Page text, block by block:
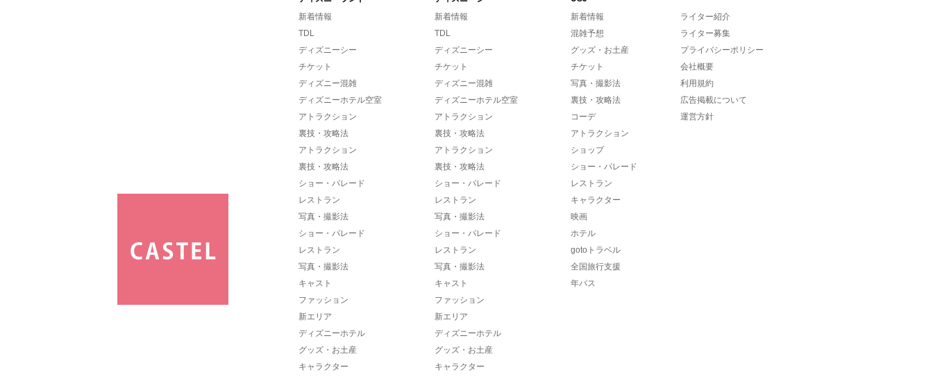
新着情報
TDL
ディズニーシー
チケット
ディズニー混雑
ディズニーホテル空室
アトラクション
裏技・攻略法
アトラクション
裏技・攻略法
ショー・パレード
レストラン
写真・撮影法
ショー・パレード
レストラン
写真・撮影法
キャスト
ファッション
新エリア
ディズニーホテル
グッズ・お土産
キャラクター
新着情報
TDL
ディズニーシー
チケット
ディズニー混雑
ディズニーホテル空室
アトラクション
裏技・攻略法
アトラクション
裏技・攻略法
ショー・パレード
レストラン
写真・撮影法
ショー・パレード
レストラン
写真・撮影法
キャスト
ファッション
新エリア
ディズニーホテル
グッズ・お土産
キャラクター
新着情報
混雑予想
グッズ・お土産
チケット
写真・撮影法
裏技・攻略法
コーデ
アトラクション
ショップ
ショー・パレード
レストラン
キャラクター
映画
ホテル
gotoトラベル
全国旅行支援
年パス
ライター紹介
ライター募集
プライバシーポリシー
会社概要
利用規約
広告掲載について
運営方針